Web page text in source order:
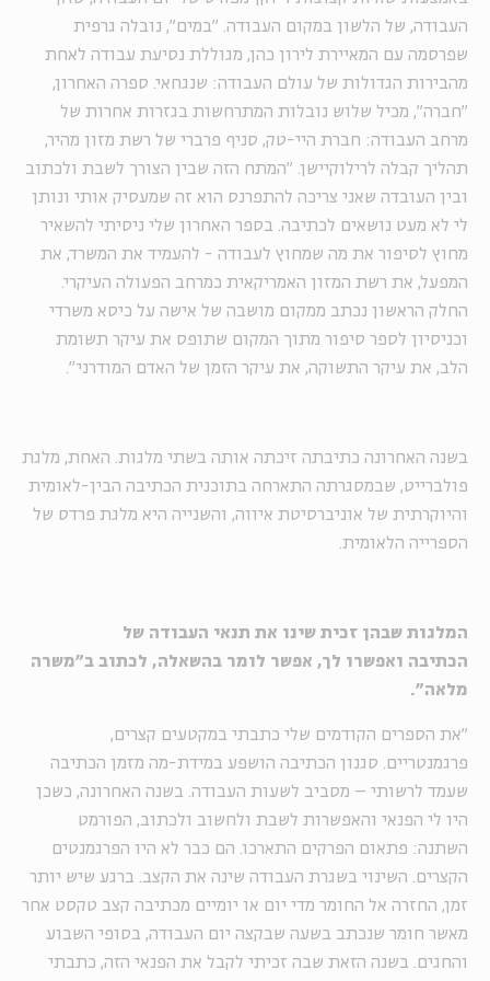
העבודה, של הלשון במקום העבודה. "במים", נובלה גרפית
שפרסמה עם המאיירת לירון כהן, מגוללת נסיעת עבודה לאחת
מהבירות הגדולות של עולם העבודה: שנגחאי. ספרה האחרון,
"חברה", מכיל שלוש נובלות המתרחשות בגזרות אחרות של
מרחב העבודה: חברת היי-טק, סניף פרברי של רשת מזון מהיר,
תהליך קבלה לרילוקיישן. "המתח הזה שבין הצורך לשבת ולכתוב
ובין העובדה שאני צריכה להתפרנס הוא זה שמעסיק אותי ונותן
לי לא מעט נושאים לכתיבה. בספר האחרון שלי ניסיתי להשאיר
מחוץ לסיפור את מה שמחוץ לעבודה - להעמיד את המשרד, את
המפעל, את רשת המזון האמריקאית כמרחב הפעולה העיקרי.
החלק הראשון נכתב ממקום מושבה של אישה על כיסא משרדי
וכניסיון לספר סיפור מתוך המקום שתופס את עיקר תשומת
הלב, את עיקר התשוקה, את עיקר הזמן של האדם המודרני".
בשנה האחרונה כתיבתה זיכתה אותה בשתי מלגות. האחת, מלגת
פולברייט, שבמסגרתה התארחה בתוכנית הכתיבה הבין-לאומית
והיוקרתית של אוניברסיטת איווה, והשנייה היא מלגת פרדס של
הספרייה הלאומית.
המלגות שבהן זכית שינו את תנאי העבודה של
הכתיבה ואפשרו לך, אפשר לומר בהשאלה, לכתוב ב"משרה
מלאה".
"את הספרים הקודמים שלי כתבתי במקטעים קצרים,
פרגמנטריים. סגנון הכתיבה הושפע במידת-מה מזמן הכתיבה
שעמד לרשותי – מסביב לשעות העבודה. בשנה האחרונה, כשכן
היו לי הפנאי והאפשרות לשבת ולחשוב ולכתוב, הפורמט
השתנה: פתאום הפרקים התארכו. הם כבר לא היו הפרגמנטים
הקצרים. השינוי בשגרת העבודה שינה את הקצב. ברגע שיש יותר
זמן, החזרה אל החומר מדי יום או יומיים מכתיבה קצב טקסט אחר
מאשר חומר שנכתב בשעה שבקצה יום העבודה, בסופי השבוע
והחגים. בשנה הזאת שבה זכיתי לקבל את הפנאי הזה, כתבתי